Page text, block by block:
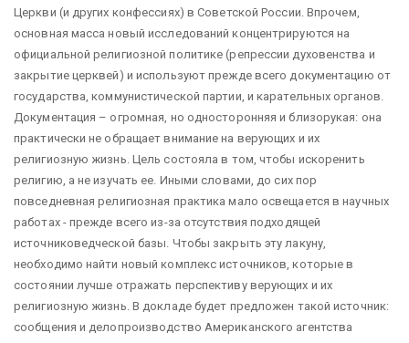
Церкви (и других конфессиях) в Советской России. Впрочем,
основная масса новый исследований концентрируются на
официальной религиозной политике (репрессии духовенства и
закрытие церквей) и используют прежде всего документацию от
государства, коммунистической партии, и карательных органов.
Документация – огромная, но односторонняя и близорукая: она
практически не обращает внимание на верующих и их
религиозную жизнь. Цель состояла в том, чтобы искоренить
религию, а не изучать ее. Иными словами, до сих пор
повседневная религиозная практика мало освещается в научных
работах - прежде всего из-за отсутствия подходящей
источниковедческой базы. Чтобы закрыть эту лакуну,
необходимо найти новый комплекс источников, которые в
состоянии лучше отражать перспективу верующих и их
религиозную жизнь. В докладе будет предложен такой источник:
сообщения и делопроизводство Американского агентства